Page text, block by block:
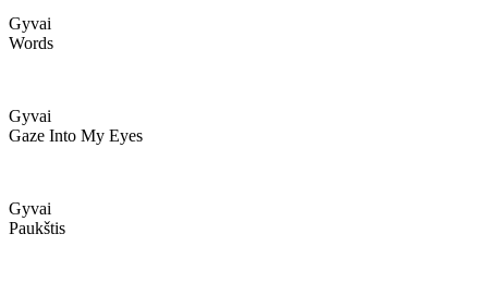
Gyvai
Words
Gyvai
Gaze Into My Eyes
Gyvai
Paukštis